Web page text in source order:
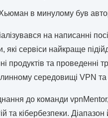
в минулому був
на написанні
які сервіси найкраще
продуктів та проведенні
середовищі VPN
до команди
та кібербезпеки.